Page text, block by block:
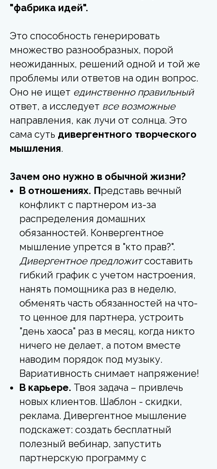
"фабрика идей".
Это способность генерировать
множество разнообразных, порой
неожиданных, решений одной и той же
проблемы или ответов на один вопрос.
Оно не ищет единственно правильный
ответ, а исследует все возможные
направления, как лучи от солнца. Это
сама суть дивергентного творческого
мышления.
Зачем оно нужно в обычной жизни?
В отношениях. Представь вечный
конфликт с партнером из-за
распределения домашних
обязанностей. Конвергентное
мышление упрется в "кто прав?".
Дивергентное предложитсоставить
гибкий график с учетом настроения,
нанять помощника раз в неделю,
обменять часть обязанностей на что-
то ценное для партнера, устроить
"день хаоса" раз в месяц, когда никто
ничего не делает, а потом вместе
наводим порядок под музыку.
Вариативность снимает напряжение!
В карьере. Твоя задача – привлечь
новых клиентов. Шаблон - скидки,
реклама. Дивергентное мышление
подскажет: создать бесплатный
полезный вебинар, запустить
партнерскую программу с